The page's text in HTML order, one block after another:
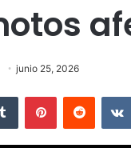
junio 25, 2026
Tumblr PinterestReddit